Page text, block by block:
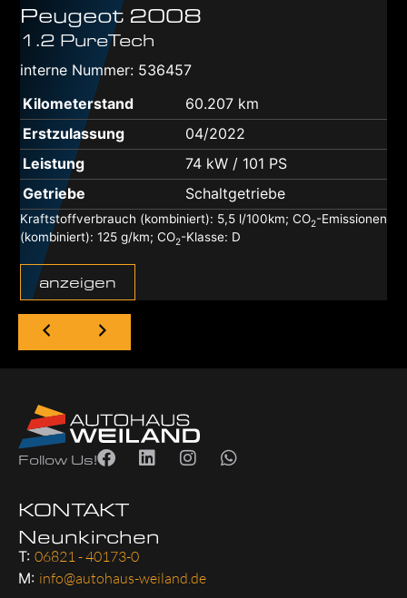
Peugeot 2008
1.2 PureTech
interne Nummer: 536457
Kilometerstand
60.207 km
Erstzulassung
04/2022
Leistung
74 kW / 101 PS
Getriebe
Schaltgetriebe
Kraftstoffverbrauch (kombiniert): 5,5 l/100km; CO2-Emissionen
(kombiniert): 125 g/km; CO2-Klasse: D
anzeigen
Follow Us!
KONTAKT
Neunkirchen
T: 06821 - 40173-0
M: info@autohaus-weiland.de